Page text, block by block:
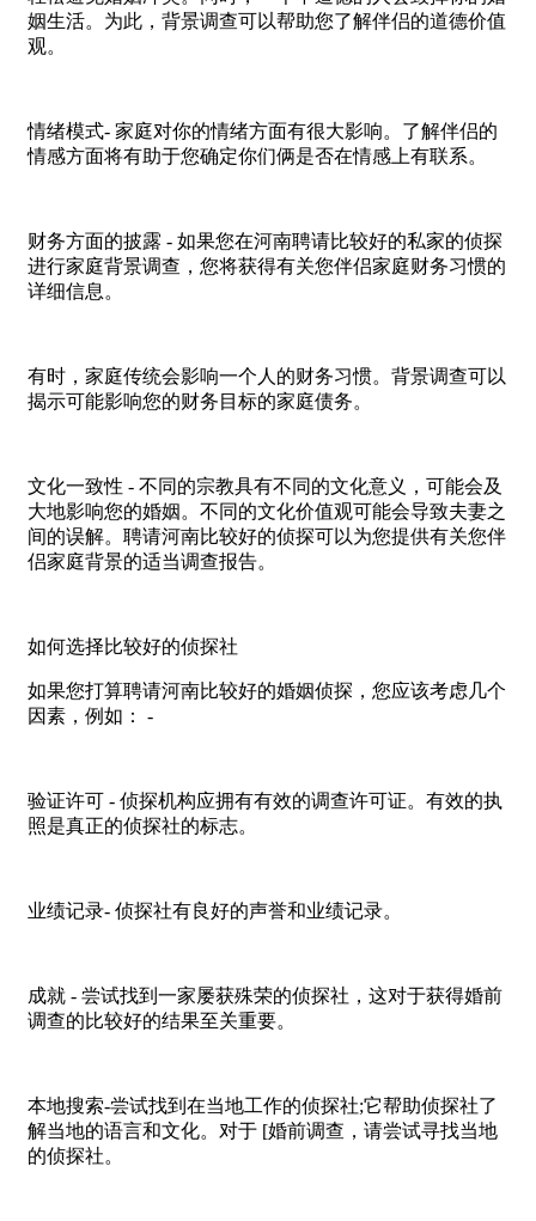
姻生活。为此，背景调查可以帮助您了解伴侣的道德价值
观。
情绪模式- 家庭对你的情绪方面有很大影响。了解伴侣的
情感方面将有助于您确定你们俩是否在情感上有联系。
财务方面的披露 - 如果您在河南聘请比较好的私家的侦探
进行家庭背景调查，您将获得有关您伴侣家庭财务习惯的
详细信息。
有时，家庭传统会影响一个人的财务习惯。背景调查可以
揭示可能影响您的财务目标的家庭债务。
文化一致性 - 不同的宗教具有不同的文化意义，可能会及
大地影响您的婚姻。不同的文化价值观可能会导致夫妻之
间的误解。聘请河南比较好的侦探可以为您提供有关您伴
侣家庭背景的适当调查报告。
如何选择比较好的侦探社
如果您打算聘请河南比较好的婚姻侦探，您应该考虑几个
因素，例如： -
验证许可 - 侦探机构应拥有有效的调查许可证。有效的执
照是真正的侦探社的标志。
业绩记录- 侦探社有良好的声誉和业绩记录。
成就 - 尝试找到一家屡获殊荣的侦探社，这对于获得婚前
调查的比较好的结果至关重要。
本地搜索-尝试找到在当地工作的侦探社;它帮助侦探社了
解当地的语言和文化。对于 [婚前调查，请尝试寻找当地
的侦探社。